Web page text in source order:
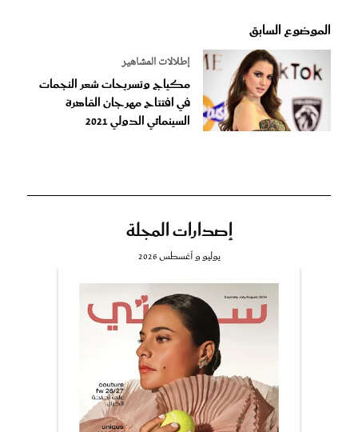
الموضوع السابق
إطلالات المشاهير
مكياج وتسريحات شعر النجمات
في افتتاح مهرجان القاهرة
السينمائي الدولي 2021
إصدارات المجلة
يوليو و أغسطس 2026